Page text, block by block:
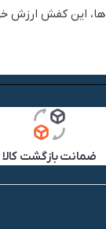
این کفش ارزش
ضمانت بازگشت کالا